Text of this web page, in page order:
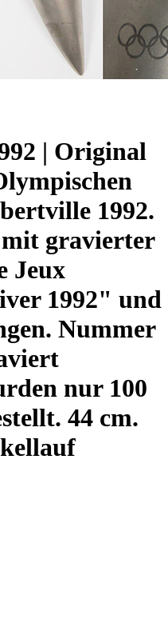
| Original
1992.
gravierter
Jeux
1992" und
Nummer
nur 100
44 cm.